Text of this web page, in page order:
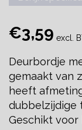
€3,59 excl.
Deurbordje
gemaakt van
heeft
dubbelzijdige
Geschikt voor